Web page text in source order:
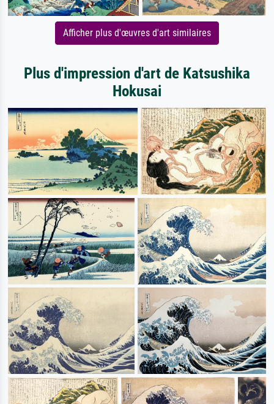
Afficher plus d'œuvres d'art similaires
Plus d'impression d'art de Katsushika
Hokusai